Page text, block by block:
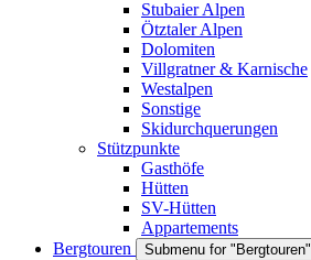
Stubaier Alpen
Ötztaler Alpen
Dolomiten
Villgratner & Karnische
Westalpen
Sonstige
Skidurchquerungen
Stützpunkte
Gasthöfe
Hütten
SV-Hütten
Appartements
Bergtouren
Submenu for "Bergtouren"